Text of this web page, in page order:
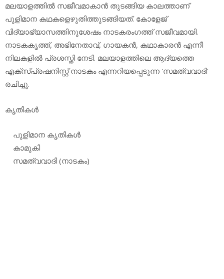
മലയാളത്തില്‍ സജീവമാകാന്‍ തുടങ്ങിയ കാലത്താണ്
പുളിമാന കഥകളെഴുതിത്തുടങ്ങിയത്. കോളേജ്
വിദ്യാഭ്യാസത്തിനുശേഷം നാടകരംഗത്ത് സജീവമായി.
നാടകകൃത്ത്, അഭിനേതാവ്, ഗായകന്‍, കഥാകാരന്‍ എന്നീ
നിലകളില്‍ പ്രശസ്തി നേടി. മലയാളത്തിലെ ആദ്യത്തെ
എക്‌സ്പ്രഷനിസ്റ്റ് നാടകം എന്നറിയപ്പെടുന്ന 'സമത്വവാദി'
രചിച്ചു.
കൃതികള്‍
പുളിമാന കൃതികള്‍
കാമുകി
സമത്വവാദി (നാടകം)